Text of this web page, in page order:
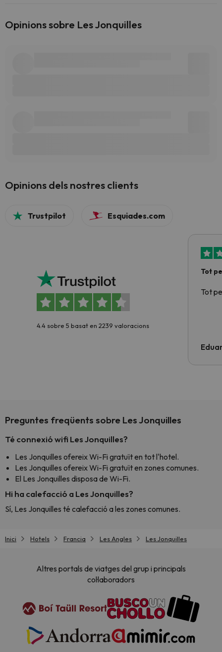
Opinions sobre Les Jonquilles
Opinions dels nostres clients
Trustpilot Esquiades.com
4.4 sobre 5 basat en 2239 valoracions
Tot
Tot
Preguntes freqüents sobre Les Jonquilles
Té connexió wifi Les Jonquilles?
Les Jonquilles ofereix Wi-Fi gratuït en tot l'hotel.
Les Jonquilles ofereix Wi-Fi gratuït en zones comunes.
El Les Jonquilles disposa de Wi-Fi.
Hi ha calefacció a Les Jonquilles?
Sí, Les Jonquilles té calefacció a les zones comunes.
Inici Hotels Francia Les Angles Les Jonquilles
Altres portals de viatges del grup i principals
col·laboradors